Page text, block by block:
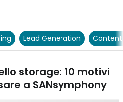
Lead Generation
storage: 10 motivi
a SANsymphony